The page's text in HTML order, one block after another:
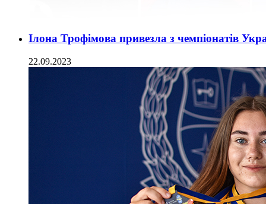
Ілона Трофімова привезла з чемпіонатів
22.09.2023